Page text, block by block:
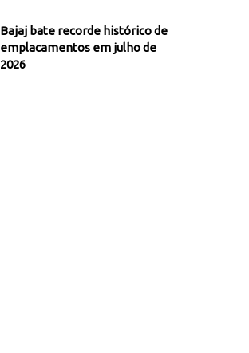
Bajaj bate recorde histórico de
emplacamentos em julho de
2026